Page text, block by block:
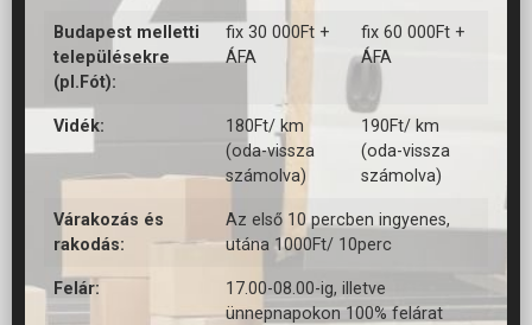
Budapest melletti
településekre
(pl.Fót):
fix 30 000Ft +
ÁFA
fix 60 000Ft +
ÁFA
Vidék:
180Ft/ km
(oda-vissza
számolva)
190Ft/ km
(oda-vissza
számolva)
Várakozás és
rakodás:
Az első 10 percben ingyenes,
utána 1000Ft/ 10perc
Felár:
17.00-08.00-ig, illetve
ünnepnapokon 100% felárat